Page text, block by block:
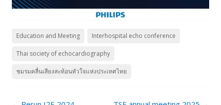
Education and Meeting Interhospital echo conference
Thai society of echocardiography
ชมรมคลื่นเสียงสะท้อนหัวใจแห่งประเทศไทย